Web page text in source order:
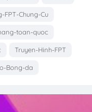
FPT-Chung-Cu
toan-quoc
Truyen-Hinh-FPT
Bong-da